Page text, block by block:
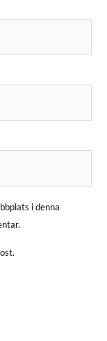
i denna